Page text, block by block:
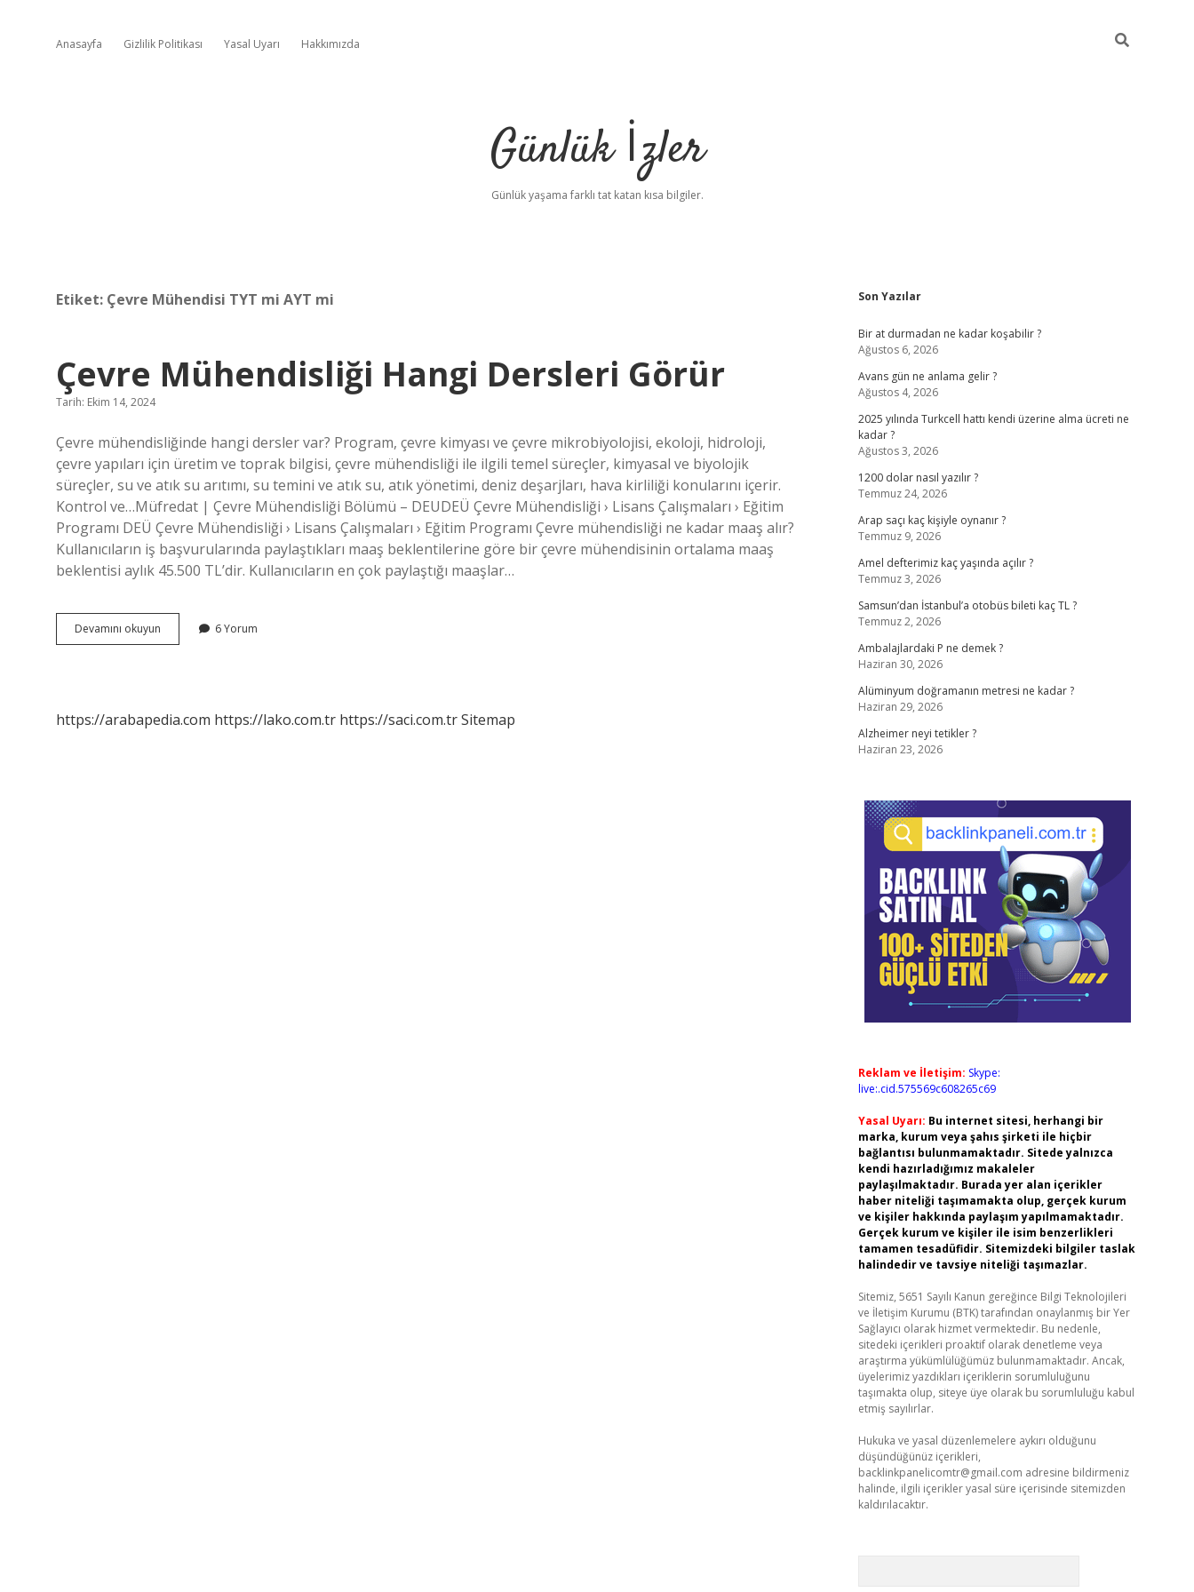
Anasayfa Gizlilik Politikası Yasal Uyarı Hakkımızda
Günlük İzler
Günlük yaşama farklı tat katan kısa bilgiler.
Etiket: Çevre Mühendisi TYT mi AYT mi
Çevre Mühendisliği Hangi Dersleri Görür
Tarih: Ekim 14, 2024
Çevre mühendisliğinde hangi dersler var? Program, çevre kimyası ve çevre mikrobiyolojisi, ekoloji, hidroloji,
çevre yapıları için üretim ve toprak bilgisi, çevre mühendisliği ile ilgili temel süreçler, kimyasal ve biyolojik
süreçler, su ve atık su arıtımı, su temini ve atık su, atık yönetimi, deniz deşarjları, hava kirliliği konularını içerir.
Kontrol ve…Müfredat | Çevre Mühendisliği Bölümü – DEUDEÜ Çevre Mühendisliği › Lisans Çalışmaları › Eğitim
Programı DEÜ Çevre Mühendisliği › Lisans Çalışmaları › Eğitim Programı Çevre mühendisliği ne kadar maaş alır?
Kullanıcıların iş başvurularında paylaştıkları maaş beklentilerine göre bir çevre mühendisinin ortalama maaş
beklentisi aylık 45.500 TL’dir. Kullanıcıların en çok paylaştığı maaşlar…
Devamını okuyun
Mühendisliği
6 Yorum
https://arabapedia.com https://lako.com.tr https://saci.com.trSitemap
Sidebar
Son Yazılar
Bir at durmadan ne kadar koşabilir ?
Ağustos 6, 2026
Avans gün ne anlama gelir ?
Ağustos 4, 2026
2025 yılında Turkcell hattı kendi üzerine alma ücreti ne
kadar ?
Ağustos 3, 2026
1200 dolar nasıl yazılır ?
Temmuz 24, 2026
Arap saçı kaç kişiyle oynanır ?
Temmuz 9, 2026
Amel defterimiz kaç yaşında açılır ?
Temmuz 3, 2026
Samsun’dan İstanbul’a otobüs bileti kaç TL ?
Temmuz 2, 2026
Ambalajlardaki P ne demek ?
Haziran 30, 2026
Alüminyum doğramanın metresi ne kadar ?
Haziran 29, 2026
Alzheimer neyi tetikler ?
Haziran 23, 2026
Reklam ve İletişim: Skype:
live:.cid.575569c608265c69
Yasal Uyarı: Bu internet sitesi, herhangi bir
marka, kurum veya şahıs şirketi ile hiçbir
bağlantısı bulunmamaktadır. Sitede yalnızca
kendi hazırladığımız makaleler
paylaşılmaktadır. Burada yer alan içerikler
haber niteliği taşımamakta olup, gerçek kurum
ve kişiler hakkında paylaşım yapılmamaktadır.
Gerçek kurum ve kişiler ile isim benzerlikleri
tamamen tesadüfidir. Sitemizdeki bilgiler taslak
halindedir ve tavsiye niteliği taşımazlar.
Sitemiz, 5651 Sayılı Kanun gereğince Bilgi Teknolojileri
ve İletişim Kurumu (BTK) tarafından onaylanmış bir Yer
Sağlayıcı olarak hizmet vermektedir. Bu nedenle,
sitedeki içerikleri proaktif olarak denetleme veya
araştırma yükümlülüğümüz bulunmamaktadır. Ancak,
üyelerimiz yazdıkları içeriklerin sorumluluğunu
taşımakta olup, siteye üye olarak bu sorumluluğu kabul
etmiş sayılırlar.
Hukuka ve yasal düzenlemelere aykırı olduğunu
düşündüğünüz içerikleri,
backlinkpanelicomtr@gmail.com adresine bildirmeniz
halinde, ilgili içerikler yasal süre içerisinde sitemizden
kaldırılacaktır.